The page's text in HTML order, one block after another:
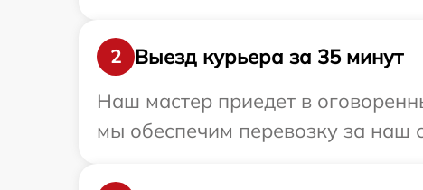
2
Выезд курьера за 35 минут
Наш мастер приедет в
мы обеспечим перевозку за наш